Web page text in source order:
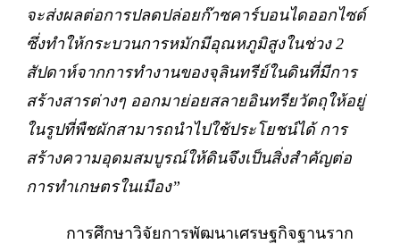
จะส่งผลต่อการปลดปล่อยก๊าซคาร์บอนไดออกไซด์
ซึ่งทำให้กระบวนการหมักมีอุณหภูมิสูงในช่วง 2
สัปดาห์จากการทำงานของจุลินทรีย์ในดินที่มีการ
สร้างสารต่างๆ ออกมาย่อยสลายอินทรียวัตถุให้อยู่
ในรูปที่พืชผักสามารถนำไปใช้ประโยชน์ได้ การ
สร้างความอุดมสมบูรณ์ให้ดินจึงเป็นสิ่งสำคัญต่อ
การทำเกษตรในเมือง”
การศึกษาวิจัยการพัฒนาเศรษฐกิจฐานราก